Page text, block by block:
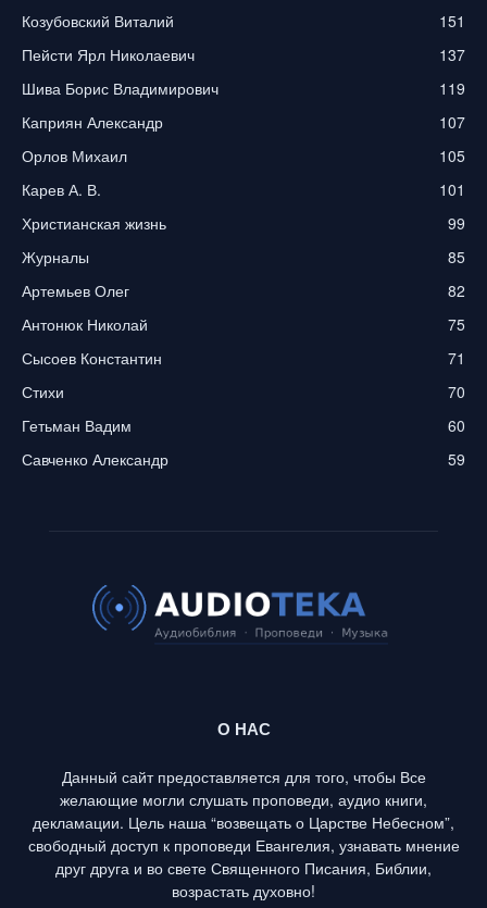
Козубовский Виталий
151
Пейсти Ярл Николаевич
137
Шива Борис Владимирович
119
Каприян Александр
107
Орлов Михаил
105
Карев А. В.
101
Христианская жизнь
99
Журналы
85
Артемьев Олег
82
Антонюк Николай
75
Сысоев Константин
71
Стихи
70
Гетьман Вадим
60
Савченко Александр
59
О НАС
Данный сайт предоставляется для того, чтобы Все
желающие могли слушать проповеди, аудио книги,
декламации. Цель наша “возвещать о Царстве Небесном”,
свободный доступ к проповеди Евангелия, узнавать мнение
друг друга и во свете Священного Писания, Библии,
возрастать духовно!